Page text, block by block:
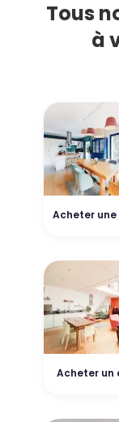
Tous
à
Acheter une
Acheter un